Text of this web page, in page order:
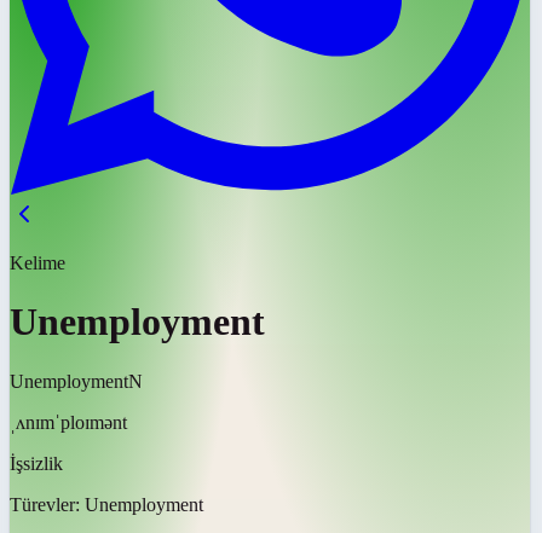
Kelime
Unemployment
UnemploymentN
ˌʌnɪmˈploɪmənt
İşsizlik
Türevler: Unemployment